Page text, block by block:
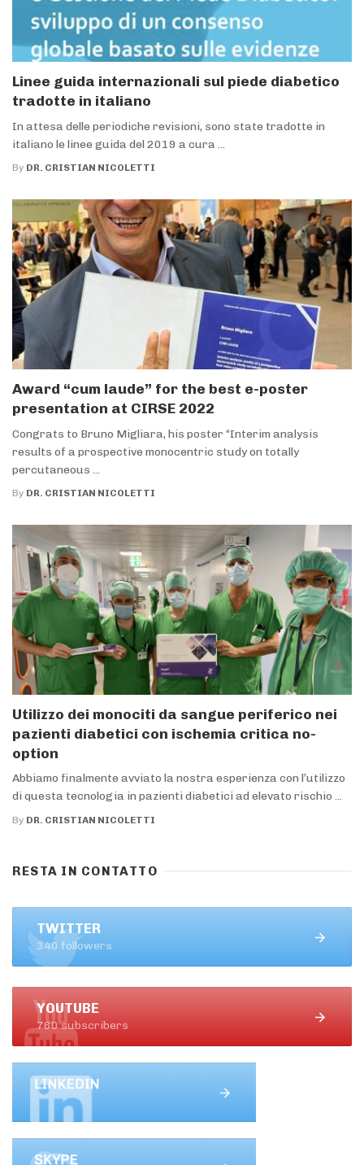
Linee guida internazionali sul piede diabetico
tradotte in italiano
In attesa delle periodiche revisioni, sono state tradotte in
italiano le linee guida del 2019 a cura ...
By DR. CRISTIAN NICOLETTI
Award “cum laude” for the best e-poster
presentation at CIRSE 2022
Congrats to Bruno Migliara, his poster “Interim analysis
results of a prospective monocentric study on totally
percutaneous ...
By DR. CRISTIAN NICOLETTI
Utilizzo dei monociti da sangue periferico nei
pazienti diabetici con ischemia critica no-
option
Abbiamo finalmente avviato la nostra esperienza con l’utilizzo
di questa tecnologia in pazienti diabetici ad elevato rischio ...
By DR. CRISTIAN NICOLETTI
RESTA IN CONTATTO
TWITTER
340 followers
YOUTUBE
760 subscribers